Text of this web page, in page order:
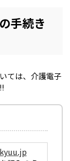
手続き
ては、介護電子